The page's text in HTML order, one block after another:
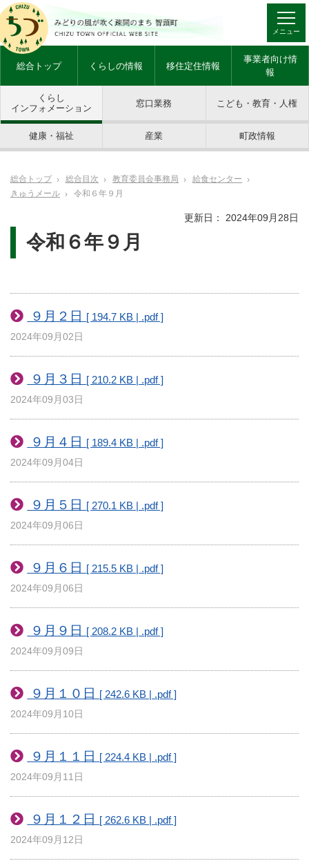
メニュー
総合トップ くらしの情報 移住定住情報
事業者向け情
報
くらし
インフォメーション
窓口業務 こども・教育・人権
健康・福祉 産業 町政情報
総合トップ 総合目次 教育委員会事務局
給食センター
きゅうメール
令和６年９月
更新日： 2024年09月28日
令和６年９月
９月２日 [ 194.7 KB | .pdf ]
2024年09月02日
９月３日 [ 210.2 KB | .pdf ]
2024年09月03日
９月４日 [ 189.4 KB | .pdf ]
2024年09月04日
９月５日 [ 270.1 KB | .pdf ]
2024年09月06日
９月６日 [ 215.5 KB | .pdf ]
2024年09月06日
９月９日 [ 208.2 KB | .pdf ]
2024年09月09日
９月１０日 [ 242.6 KB | .pdf ]
2024年09月10日
９月１１日 [ 224.4 KB | .pdf ]
2024年09月11日
９月１２日 [ 262.6 KB | .pdf ]
2024年09月12日